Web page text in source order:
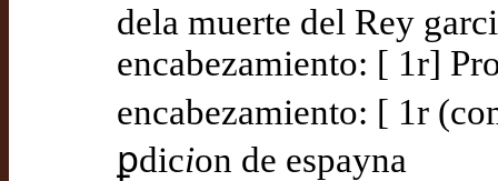
dela muerte del Rey
encabezamiento: [ 1r]
encabezamiento: [ 1r
ꝑdicion de espayna